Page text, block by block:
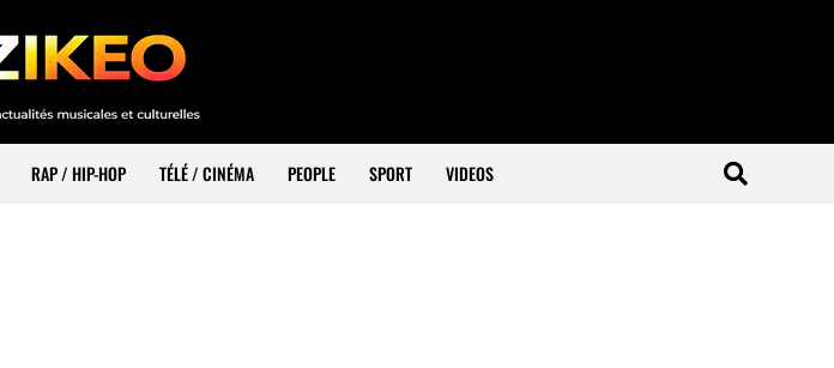
RAP / HIP-HOP TÉLÉ / CINÉMA PEOPLE SPORT VIDEOS